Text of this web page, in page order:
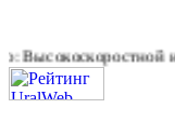
интернет,